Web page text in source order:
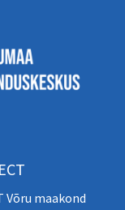
Võru maakond